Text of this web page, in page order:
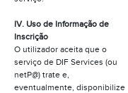
IV. Uso de Informação de
Inscrição
O utilizador aceita que o
serviço de DIF Services (ou
netP@) trate e,
eventualmente, disponibilize